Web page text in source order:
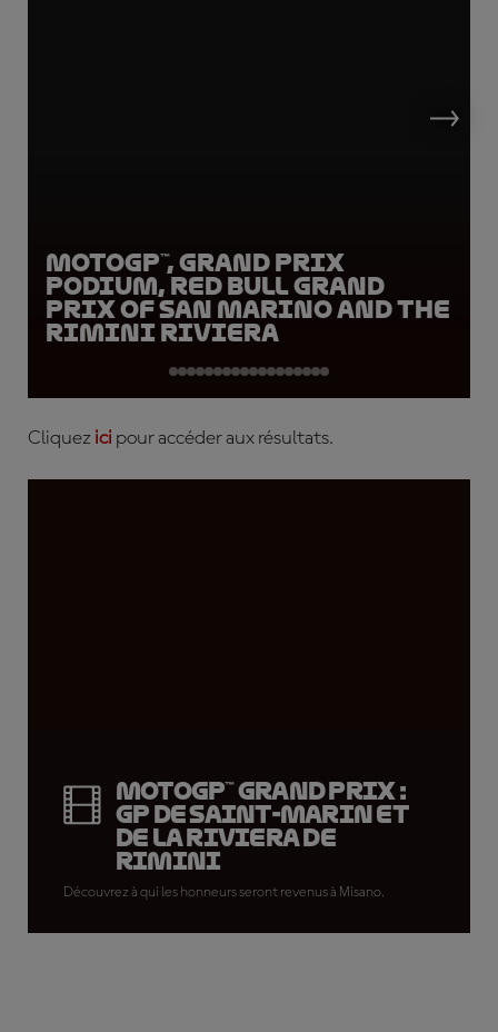
MotoGP™, Grand Prix
Podium, Red Bull Grand
Prix of San Marino and the
Rimini Riviera
Cliquez ici pour accéder aux résultats.
MotoGP™ Grand Prix :
GP de Saint-Marin et
de la Riviera de
Rimini
Découvrez à qui les honneurs seront revenus à Misano.